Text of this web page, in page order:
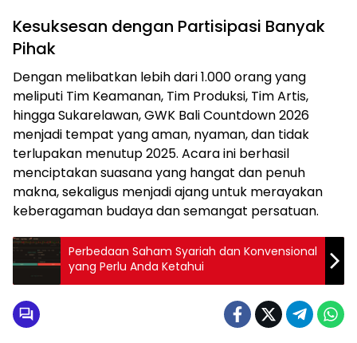
Kesuksesan dengan Partisipasi Banyak
Pihak
Dengan melibatkan lebih dari 1.000 orang yang
meliputi Tim Keamanan, Tim Produksi, Tim Artis,
hingga Sukarelawan, GWK Bali Countdown 2026
menjadi tempat yang aman, nyaman, dan tidak
terlupakan menutup 2025. Acara ini berhasil
menciptakan suasana yang hangat dan penuh
makna, sekaligus menjadi ajang untuk merayakan
keberagaman budaya dan semangat persatuan.
Perbedaan Saham Syariah dan Konvensional
yang Perlu Anda Ketahui